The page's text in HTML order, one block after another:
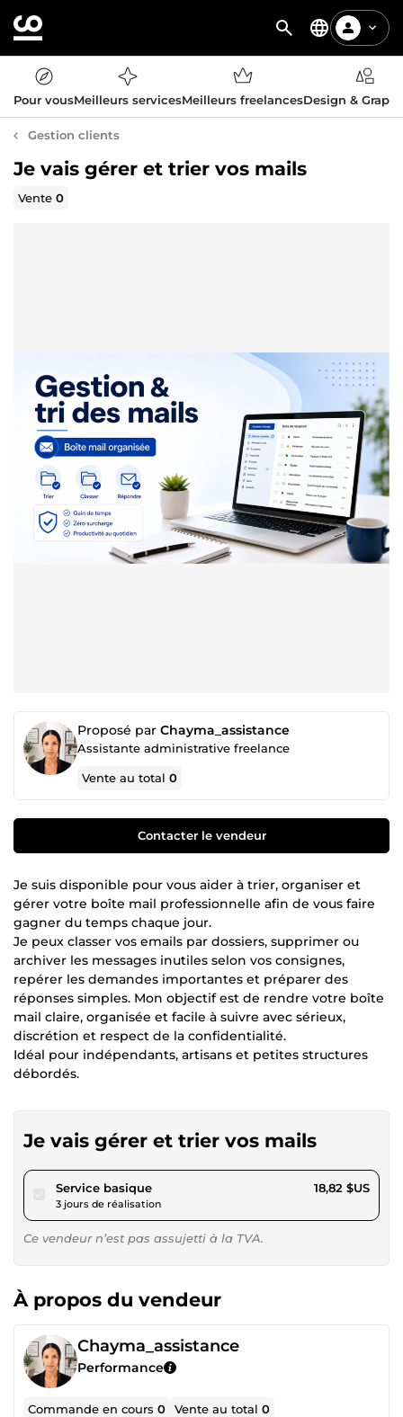
Pour vousMeilleurs servicesMeilleurs freelancesDesign &
Gestion clients
Je vais gérer et trier vos mails
Vente0
Proposé par Chayma_assistance
Assistante administrative freelance
Vente au total0
Contacter le vendeur
Je suis disponible pour vous aider à trier, organiser et
gérer votre boîte mail professionnelle afin de vous faire
gagner du temps chaque jour.
Je peux classer vos emails par dossiers, supprimer ou
archiver les messages inutiles selon vos consignes,
repérer les demandes importantes et préparer des
réponses simples. Mon objectif est de rendre votre boîte
mail claire, organisée et facile à suivre avec sérieux,
discrétion et respect de la confidentialité.
Idéal pour indépendants, artisans et petites structures
débordés.
Je vais gérer et trier vos mails
Service basiquepour 17,34 $US
3 jours de réalisation
18,82 $US
Ce vendeur n’est pas assujetti à la TVA.
À propos du vendeur
Chayma_assistance
Performance
Commande en cours0 Vente au total0